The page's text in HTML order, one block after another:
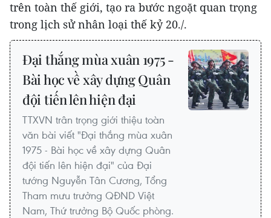
trên toàn thế giới, tạo ra bước ngoặt quan trọng
trong lịch sử nhân loại thế kỷ 20./.
Đại thắng mùa xuân 1975 -
Bài học về xây dựng Quân
đội tiến lên hiện đại
TTXVN trân trọng giới thiệu toàn
văn bài viết "Đại thắng mùa xuân
1975 - Bài học về xây dựng Quân
đội tiến lên hiện đại" của Đại
tướng Nguyễn Tân Cương, Tổng
Tham mưu trưởng QĐND Việt
Nam, Thứ trưởng Bộ Quốc phòng.